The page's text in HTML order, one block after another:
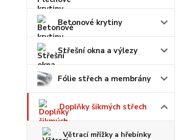
Betonové krytiny
Střešní okna a výlezy
Fólie střech a membrány
Doplňky šikmých střech
Větrací mřížky a hřebínky